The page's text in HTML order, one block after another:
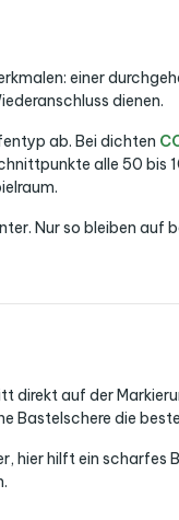
einer
dienen.
ab. Bei dichten
alle 50
Nur so bleiben auf
auf der
die
hier hilft ein scharfes